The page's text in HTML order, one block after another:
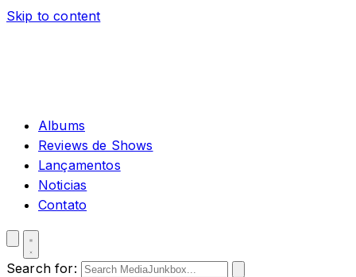
Skip to content
Albums
Reviews de Shows
Lançamentos
Noticias
Contato
Search for: